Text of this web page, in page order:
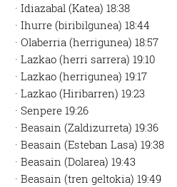
· Idiazabal (Katea) 18:38
· Ihurre (biribilgunea) 18:44
· Olaberria (herrigunea) 18:57
· Lazkao (herri sarrera) 19:10
· Lazkao (herrigunea) 19:17
· Lazkao (Hiribarren) 19:23
· Senpere 19:26
· Beasain (Zaldizurreta) 19:36
· Beasain (Esteban Lasa) 19:38
· Beasain (Dolarea) 19:43
· Beasain (tren geltokia) 19:49